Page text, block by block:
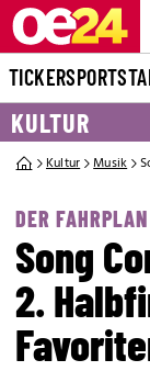
TICKERSPORT
KULTUR
Kultur Musik
DER FAHRPLAN
Song
2.